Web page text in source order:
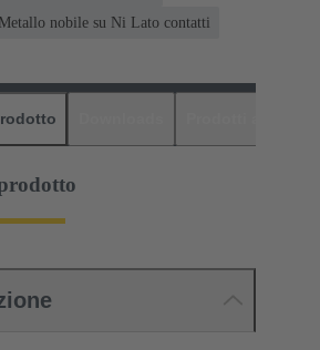
Metallo nobile su Ni Lato contatti